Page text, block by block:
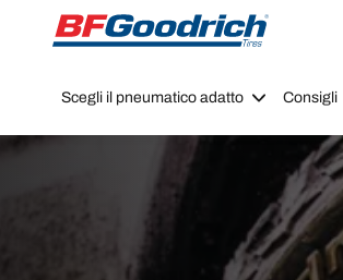
Go to page content
Go to page navigation
Scegli il pneumatico adatto Consigli